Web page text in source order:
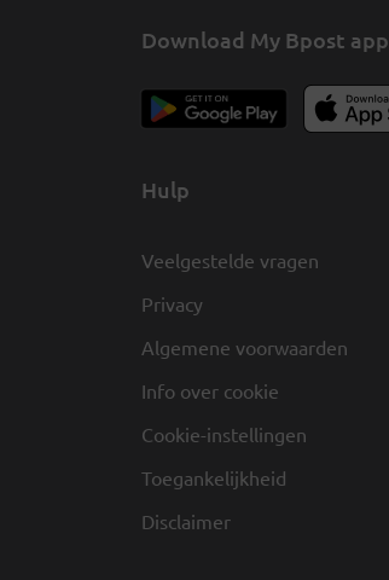
Download My Bpost app
Hulp
Veelgestelde vragen
Privacy
Algemene voorwaarden
Info over cookie
Cookie-instellingen
Toegankelijkheid
Disclaimer